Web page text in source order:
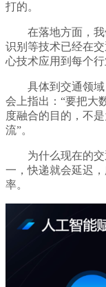
打的。
在落地方面，我
识别等技术已经在
心技术应用到每个
具体到交通领域
会上指出：“要把大
度融合的目的，不
流”。
为什么现在的交
一，快递就会延迟
率。